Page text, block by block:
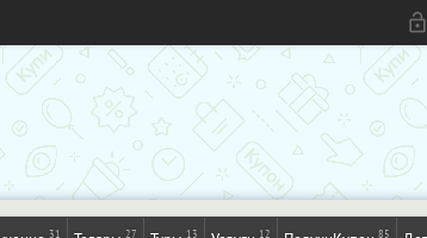
31 27 13 12 85